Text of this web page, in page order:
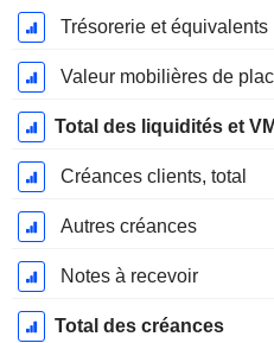
Décembre
Trésorerie et équivalents
Total des liquidités et
Créances clients, total
Autres créances
Notes à recevoir
Total des créances